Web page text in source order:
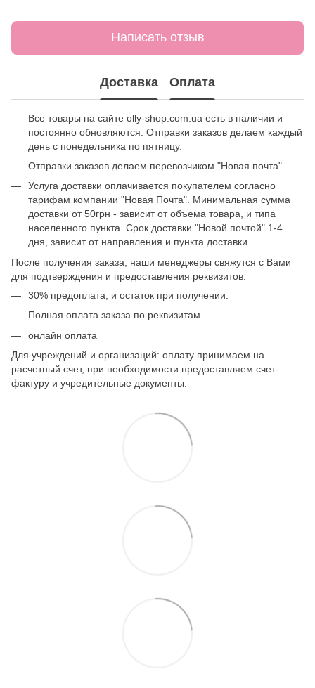
Написать отзыв
Доставка Оплата
Все товары на сайте olly-shop.com.ua есть в наличии и
постоянно обновляются. Отправки заказов делаем каждый
день с понедельника по пятницу.
Отправки заказов делаем перевозчиком "Новая почта".
Услуга доставки оплачивается покупателем согласно
тарифам компании "Новая Почта". Минимальная сумма
доставки от 50грн - зависит от объема товара, и типа
населенного пункта. Срок доставки "Новой почтой" 1-4
дня, зависит от направления и пункта доставки.
После получения заказа, наши менеджеры свяжутся с Вами
для подтверждения и предоставления реквизитов.
30% предоплата, и остаток при получении.
Полная оплата заказа по реквизитам
онлайн оплата
Для учреждений и организаций: оплату принимаем на
расчетный счет, при необходимости предоставляем счет-
фактуру и учредительные документы.